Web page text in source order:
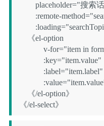
placeholder="搜索
:remote-
《el-option
v-for="item in
:key="item.value"
:label="item.label"
:value="item.value"
《/el-option》
《/el-select》